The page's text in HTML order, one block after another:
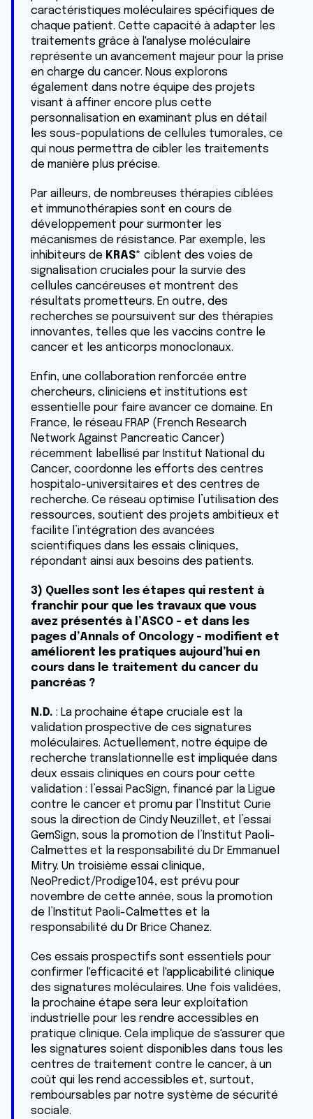
services.
caractéristiques moléculaires spécifiques de
chaque patient. Cette capacité à adapter les
traitements grâce à l'analyse moléculaire
représente un avancement majeur pour la prise
en charge du cancer. Nous explorons
également dans notre équipe des projets
visant à affiner encore plus cette
personnalisation en examinant plus en détail
les sous-populations de cellules tumorales, ce
qui nous permettra de cibler les traitements
de manière plus précise.
Par ailleurs, de nombreuses thérapies ciblées
et immunothérapies sont en cours de
développement pour surmonter les
mécanismes de résistance. Par exemple, les
inhibiteurs de KRAS* ciblent des voies de
signalisation cruciales pour la survie des
cellules cancéreuses et montrent des
résultats prometteurs. En outre, des
recherches se poursuivent sur des thérapies
innovantes, telles que les vaccins contre le
cancer et les anticorps monoclonaux.
Enfin, une collaboration renforcée entre
chercheurs, cliniciens et institutions est
essentielle pour faire avancer ce domaine. En
France, le réseau FRAP (French Research
Network Against Pancreatic Cancer)
récemment labellisé par Institut National du
Cancer, coordonne les efforts des centres
hospitalo-universitaires et des centres de
recherche. Ce réseau optimise l’utilisation des
ressources, soutient des projets ambitieux et
facilite l’intégration des avancées
scientifiques dans les essais cliniques,
répondant ainsi aux besoins des patients.
3) Quelles sont les étapes qui restent à
franchir pour que les travaux que vous
avez présentés à l’ASCO - et dans les
pages d’Annals of Oncology - modifient et
améliorent les pratiques aujourd’hui en
cours dans le traitement du cancer du
pancréas ?
N.D. : La prochaine étape cruciale est la
validation prospective de ces signatures
moléculaires. Actuellement, notre équipe de
recherche translationnelle est impliquée dans
deux essais cliniques en cours pour cette
validation : l’essai PacSign, financé par la Ligue
contre le cancer et promu par l’Institut Curie
sous la direction de Cindy Neuzillet, et l’essai
GemSign, sous la promotion de l’Institut Paoli-
Calmettes et la responsabilité du Dr Emmanuel
Mitry. Un troisième essai clinique,
NeoPredict/Prodige104, est prévu pour
novembre de cette année, sous la promotion
de l’Institut Paoli-Calmettes et la
responsabilité du Dr Brice Chanez.
Ces essais prospectifs sont essentiels pour
confirmer l'efficacité et l'applicabilité clinique
des signatures moléculaires. Une fois validées,
la prochaine étape sera leur exploitation
industrielle pour les rendre accessibles en
pratique clinique. Cela implique de s'assurer que
les signatures soient disponibles dans tous les
centres de traitement contre le cancer, à un
coût qui les rend accessibles et, surtout,
remboursables par notre système de sécurité
sociale.